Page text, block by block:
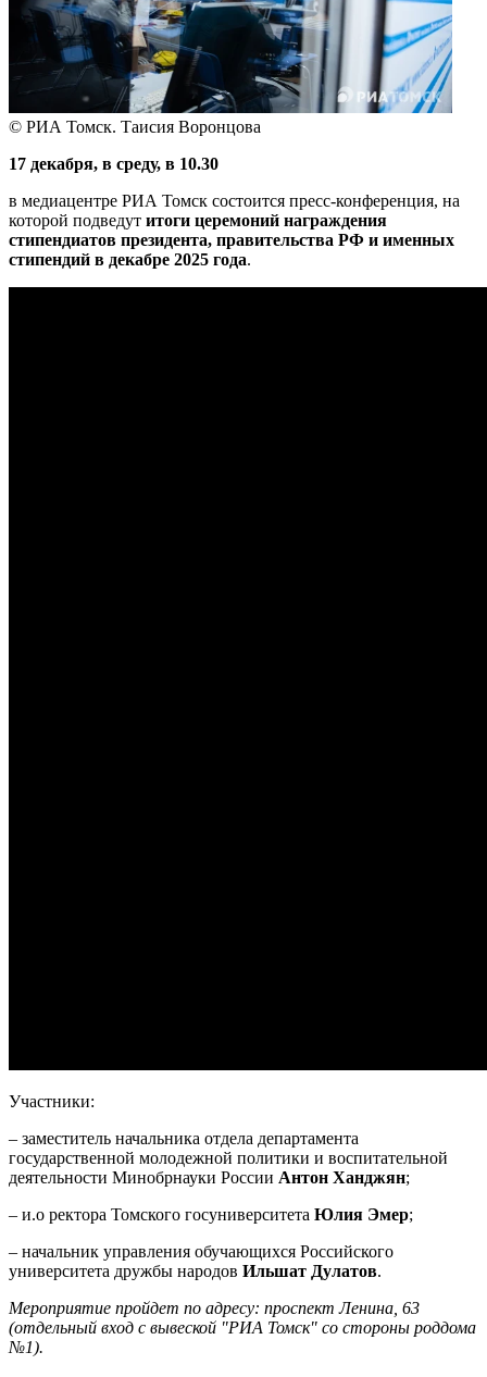
© РИА Томск. Таисия Воронцова
17 декабря, в среду, в 10.30
в медиацентре РИА Томск состоится пресс-конференция, на
которой подведут итоги церемоний награждения
стипендиатов президента, правительства РФ и именных
стипендий в декабре 2025 года.
Участники:
– заместитель начальника отдела департамента
государственной молодежной политики и воспитательной
деятельности Минобрнауки России Антон Ханджян;
– и.о ректора Томского госуниверситета Юлия Эмер;
– начальник управления обучающихся Российского
университета дружбы народов Ильшат Дулатов.
Мероприятие пройдет по адресу: проспект Ленина, 63
(отдельный вход с вывеской "РИА Томск" со стороны роддома
№1).